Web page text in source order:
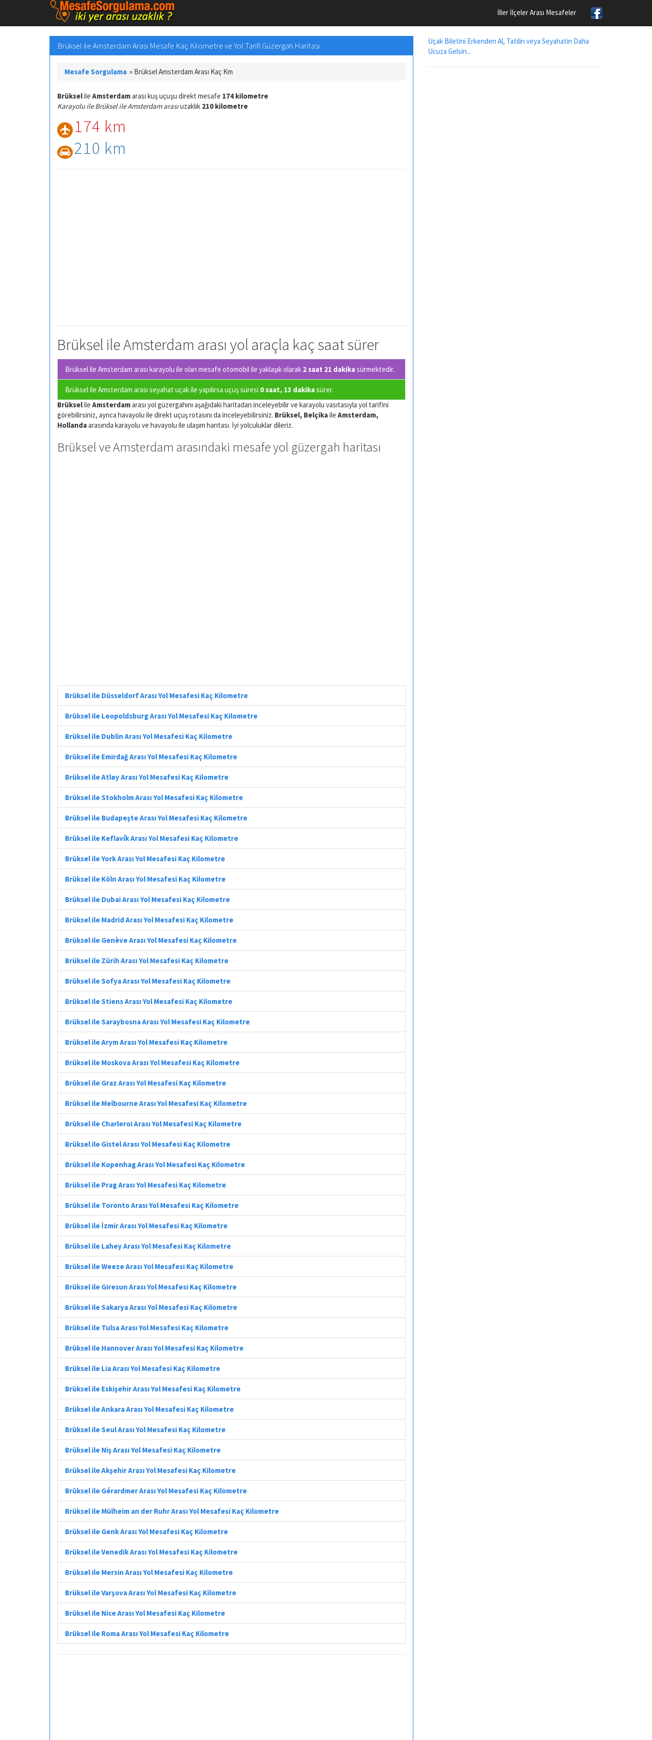
İller İlçeler Arası Mesafeler
Brüksel ile Amsterdam Arası Mesafe Kaç Kilometre ve Yol Tarifi Güzergah Haritası
Mesafe Sorgulama » Brüksel Amsterdam Arası Kaç Km
Brükselile Amsterdamarası kuş uçuşu direkt mesafe 174 kilometre
Karayolu ile Brüksel ile Amsterdam arasıuzaklık 210 kilometre
174 km
210 km
Brüksel ile Amsterdam arası yol araçla kaç saat sürer
Brüksel ile Amsterdam arası karayolu ile olan mesafe otomobil ile yaklaşık olarak 2 saat 21 dakikasürmektedir.
Brüksel ile Amsterdam arası seyahat uçak ile yapılırsa uçuş süresi 0 saat, 13 dakikasürer.
Brükselile Amsterdamarası yol güzergahını aşağıdaki haritadan inceleyebilir ve karayolu vasıtasıyla yol tarifini
görebilirsiniz, ayrıca havayolu ile direkt uçuş rotasını da inceleyebilirsiniz. Brüksel, Belçikaile Amsterdam,
Hollandaarasında karayolu ve havayolu ile ulaşım harıtası. İyi yolculuklar dileriz.
Brüksel ve Amsterdam arasındaki mesafe yol güzergah haritası
Brüksel ile Düsseldorf Arası Yol Mesafesi Kaç Kilometre
Brüksel ile Leopoldsburg Arası Yol Mesafesi Kaç Kilometre
Brüksel ile Dublin Arası Yol Mesafesi Kaç Kilometre
Brüksel ile Emirdağ Arası Yol Mesafesi Kaç Kilometre
Brüksel ile Atløy Arası Yol Mesafesi Kaç Kilometre
Brüksel ile Stokholm Arası Yol Mesafesi Kaç Kilometre
Brüksel ile Budapeşte Arası Yol Mesafesi Kaç Kilometre
Brüksel ile Keflavík Arası Yol Mesafesi Kaç Kilometre
Brüksel ile York Arası Yol Mesafesi Kaç Kilometre
Brüksel ile Köln Arası Yol Mesafesi Kaç Kilometre
Brüksel ile Dubai Arası Yol Mesafesi Kaç Kilometre
Brüksel ile Madrid Arası Yol Mesafesi Kaç Kilometre
Brüksel ile Genève Arası Yol Mesafesi Kaç Kilometre
Brüksel ile Zürih Arası Yol Mesafesi Kaç Kilometre
Brüksel ile Sofya Arası Yol Mesafesi Kaç Kilometre
Brüksel ile Stiens Arası Yol Mesafesi Kaç Kilometre
Brüksel ile Saraybosna Arası Yol Mesafesi Kaç Kilometre
Brüksel ile Arym Arası Yol Mesafesi Kaç Kilometre
Brüksel ile Moskova Arası Yol Mesafesi Kaç Kilometre
Brüksel ile Graz Arası Yol Mesafesi Kaç Kilometre
Brüksel ile Melbourne Arası Yol Mesafesi Kaç Kilometre
Brüksel ile Charleroi Arası Yol Mesafesi Kaç Kilometre
Brüksel ile Gistel Arası Yol Mesafesi Kaç Kilometre
Brüksel ile Kopenhag Arası Yol Mesafesi Kaç Kilometre
Brüksel ile Prag Arası Yol Mesafesi Kaç Kilometre
Brüksel ile Toronto Arası Yol Mesafesi Kaç Kilometre
Brüksel ile İzmir Arası Yol Mesafesi Kaç Kilometre
Brüksel ile Lahey Arası Yol Mesafesi Kaç Kilometre
Brüksel ile Weeze Arası Yol Mesafesi Kaç Kilometre
Brüksel ile Giresun Arası Yol Mesafesi Kaç Kilometre
Brüksel ile Sakarya Arası Yol Mesafesi Kaç Kilometre
Brüksel ile Tulsa Arası Yol Mesafesi Kaç Kilometre
Brüksel ile Hannover Arası Yol Mesafesi Kaç Kilometre
Brüksel ile Lia Arası Yol Mesafesi Kaç Kilometre
Brüksel ile Eskişehir Arası Yol Mesafesi Kaç Kilometre
Brüksel ile Ankara Arası Yol Mesafesi Kaç Kilometre
Brüksel ile Seul Arası Yol Mesafesi Kaç Kilometre
Brüksel ile Niş Arası Yol Mesafesi Kaç Kilometre
Brüksel ile Akşehir Arası Yol Mesafesi Kaç Kilometre
Brüksel ile Gérardmer Arası Yol Mesafesi Kaç Kilometre
Brüksel ile Mülheim an der Ruhr Arası Yol Mesafesi Kaç Kilometre
Brüksel ile Genk Arası Yol Mesafesi Kaç Kilometre
Brüksel ile Venedik Arası Yol Mesafesi Kaç Kilometre
Brüksel ile Mersin Arası Yol Mesafesi Kaç Kilometre
Brüksel ile Varşova Arası Yol Mesafesi Kaç Kilometre
Brüksel ile Nice Arası Yol Mesafesi Kaç Kilometre
Brüksel ile Roma Arası Yol Mesafesi Kaç Kilometre
Uçak Biletini Erkenden Al, Tatilin veya Seyahatin Daha
Ucuza Gelsin...